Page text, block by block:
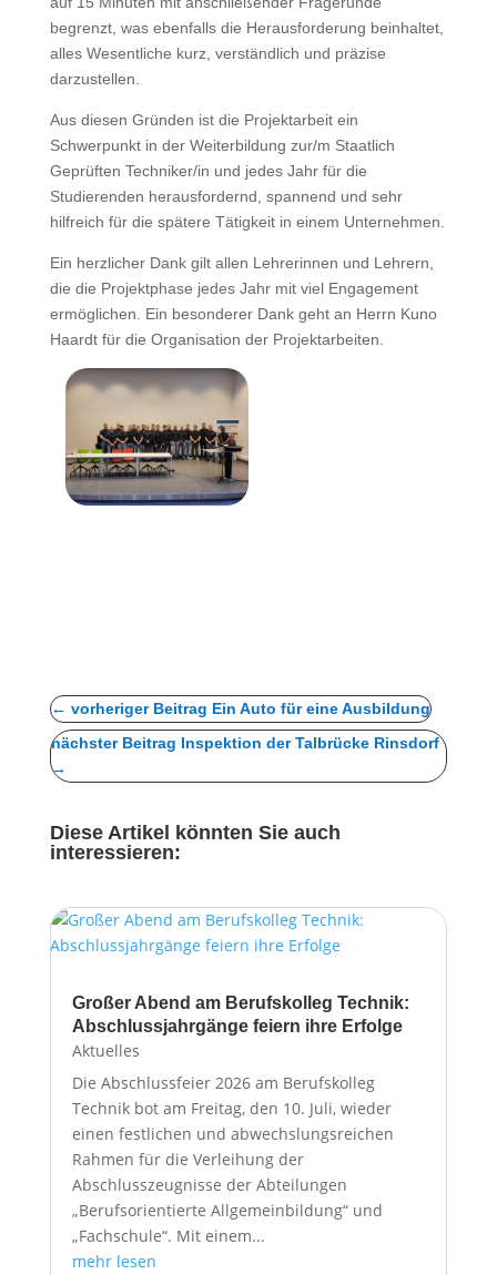
begrenzt, was ebenfalls die Herausforderung beinhaltet,
alles Wesentliche kurz, verständlich und präzise
darzustellen.
Aus diesen Gründen ist die Projektarbeit ein
Schwerpunkt in der Weiterbildung zur/m Staatlich
Geprüften Techniker/in und jedes Jahr für die
Studierenden herausfordernd, spannend und sehr
hilfreich für die spätere Tätigkeit in einem Unternehmen.
Ein herzlicher Dank gilt allen Lehrerinnen und Lehrern,
die die Projektphase jedes Jahr mit viel Engagement
ermöglichen. Ein besonderer Dank geht an Herrn Kuno
Haardt für die Organisation der Projektarbeiten.
← vorheriger Beitrag Ein Auto für eine Ausbildung
nächster Beitrag Inspektion der Talbrücke Rinsdorf
→
Diese Artikel könnten Sie auch
interessieren:
Großer Abend am Berufskolleg Technik:
Abschlussjahrgänge feiern ihre Erfolge
Aktuelles
Die Abschlussfeier 2026 am Berufskolleg
Technik bot am Freitag, den 10. Juli, wieder
einen festlichen und abwechslungsreichen
Rahmen für die Verleihung der
Abschlusszeugnisse der Abteilungen
„Berufsorientierte Allgemeinbildung“ und
„Fachschule“. Mit einem...
mehr lesen